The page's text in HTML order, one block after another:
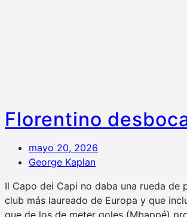
Florentino
mayo 20, 2026
George Kaplan
Il Capo dei Capi no daba una rueda de
club más laureado de Europa y que